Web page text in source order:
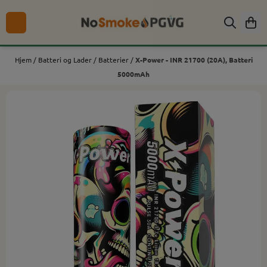
Hopp til innhold
Hjem / Batteri og Lader / Batterier /X-Power - INR 21700 (20A), Batteri
5000mAh